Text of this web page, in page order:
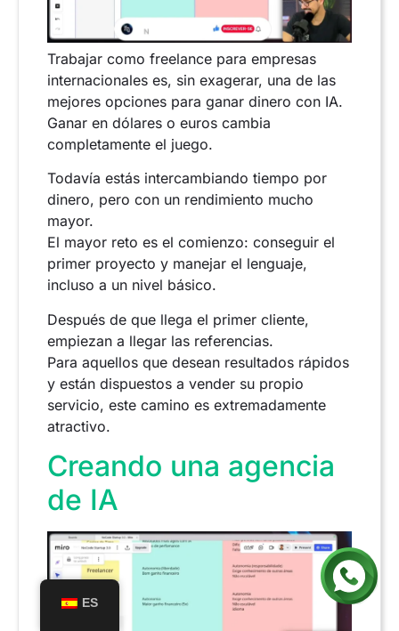
Trabajar como freelance para empresas
internacionales es, sin exagerar, una de las
mejores opciones para ganar dinero con IA.
Ganar en dólares o euros cambia
completamente el juego.
Todavía estás intercambiando tiempo por
dinero, pero con un rendimiento mucho
mayor.
El mayor reto es el comienzo: conseguir el
primer proyecto y manejar el lenguaje,
incluso a un nivel básico.
Después de que llega el primer cliente,
empiezan a llegar las referencias.
Para aquellos que desean resultados rápidos
y están dispuestos a vender su propio
servicio, este camino es extremadamente
atractivo.
Creando una agencia
de IA
ES